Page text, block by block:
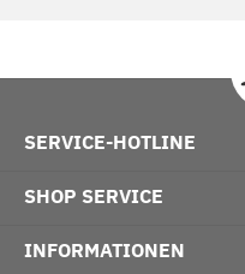
SERVICE-HOTLINE
SHOP SERVICE
INFORMATIONEN